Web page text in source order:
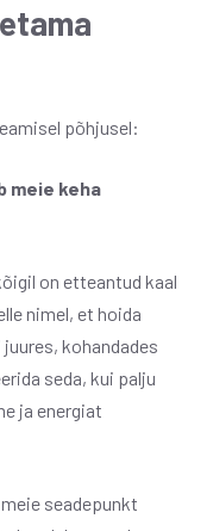
põhjusel:
meie keha
on etteantud kaal
nimel, et hoida
kohandades
seda, kui palju
ja energiat
seadepunkt